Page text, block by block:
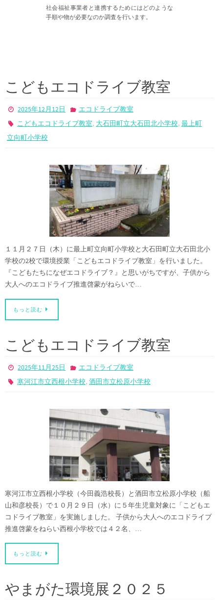
社会福祉事業者と連携するためにはどのような
手順や物が必要なのか調査を行います。
こどもエコドライブ教室
2025年12月12日
エコドライブ教室
こどもエコドライブ教室, 大石田町立大石田北小学校,最上町
立向町小学校
１１月２７日（木）に最上町立向町小学校と大石田町立大石田北小
学校の2校で環境授業「こどもエコドライブ教室」を行いました。
『こどもたちになぜエコドライブ？』と思いがちですが、子供から
大人へのエコドライブ推進啓蒙がねらいで…
もっと読む
こどもエコドライブ教室
2025年11月25日
エコドライブ教室
寒河江市立西根小学校,酒田市立松原小学校
寒河江市立西根小学校（今田義浩校長）と酒田市立松原小学校（船
山和彦校長）で１０月２９日（水）に５年生児童対象に「こどもエ
コドライブ教室」を実施しました。 子供から大人へのエコドライブ
推進啓蒙をねらい西根小学校では４２名、…
もっと読む
やまがた環境展２０２５